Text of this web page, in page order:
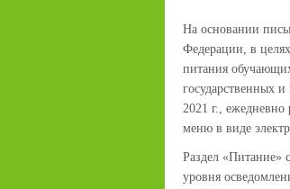
На основании
Федерации, в
питания
государственных
2021 г., ежедневно
меню в виде
Раздел «Питание»
уровня